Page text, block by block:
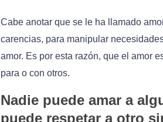
Cabe anotar que se le ha llamado
carencias, para manipular
amor. Es por esta razón, que el amor
para o con otros.
Nadie puede amar a
puede respetar a otro